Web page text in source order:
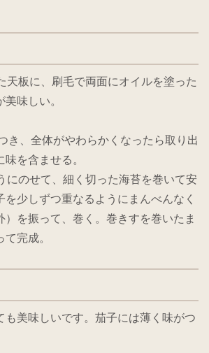
板に、刷毛で両面にオイルを塗った
味しい。
、全体がやわらかくなったら取り出
を含ませる。
のせて、細く切った海苔を巻いて安
少しずつ重なるようにまんべんなく
を振って、巻く。巻きすを巻いたま
完成。
美味しいです。茄子には薄く味がつ